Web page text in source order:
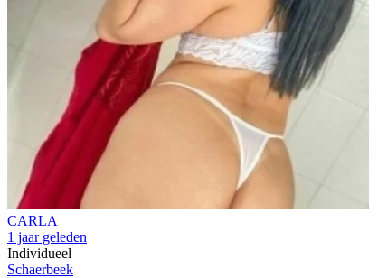
CARLA
1 jaar geleden
Individueel
Schaerbeek